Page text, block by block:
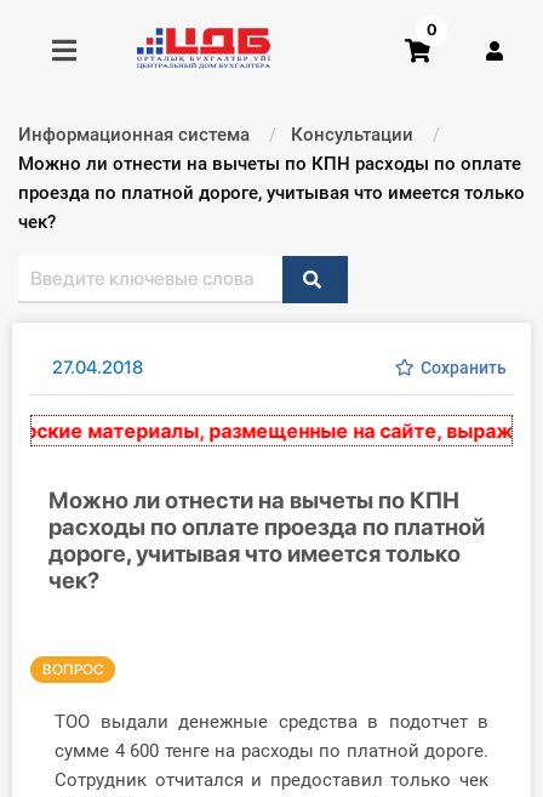
Получить консультацию
Главная ИС
Консультации
Библиотека бухгалтера
Инструменты
Участник ВЭД
0
Информационная система
Консультации
Текущий:
Можно ли отнести на вычеты по КПН расходы по оплате
проезда по платной дороге, учитывая что имеется только
чек?
27.04.2018 Сохранить
материалы, размещенные на сайте, выражают
Можно ли отнести на вычеты по КПН
расходы по оплате проезда по платной
дороге, учитывая что имеется только
чек?
ВОПРОС
ТОО выдали денежные средства в подотчет в
сумме 4 600 тенге на расходы по платной дороге.
Сотрудник отчитался и предоставил только чек